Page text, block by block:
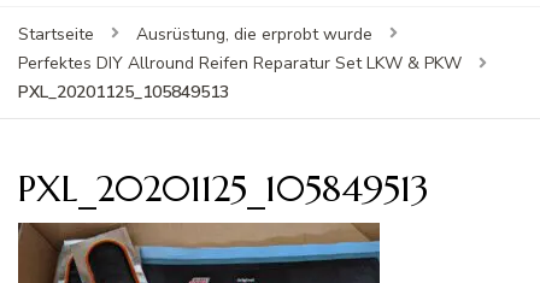
Startseite
Ausrüstung, die erprobt wurde
Perfektes DIY Allround Reifen Reparatur Set LKW & PKW
PXL_20201125_105849513
PXL_20201125_105849513